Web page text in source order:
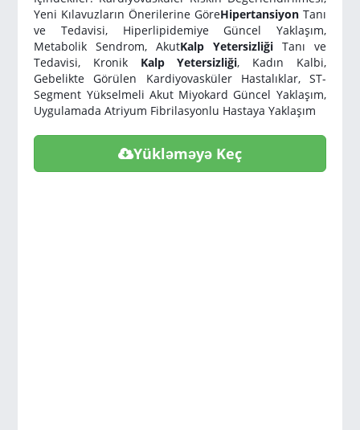
Yeni Kılavuzların Önerilerine GöreHipertansiyon Tanı
ve Tedavisi, Hiperlipidemiye Güncel Yaklaşım,
Metabolik Sendrom, AkutKalp Yetersizliği Tanı ve
Tedavisi, Kronik
Kalp Yetersizliği, Kadın Kalbi,
Gebelikte Görülen Kardiyovasküler Hastalıklar, ST-
Segment Yükselmeli Akut Miyokard Güncel Yaklaşım,
Uygulamada Atriyum Fibrilasyonlu Hastaya Yaklaşım
Yükləməyə Keç